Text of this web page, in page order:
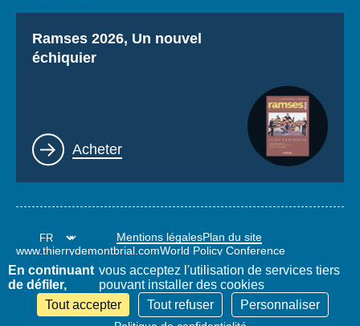
Titre
Ramses 2026, Un nouvel
échiquier
Lien
Acheter
Mentions légalesPlan du site
www.thierrydemontbrial.comWorld Policy Conference
En continuant
de défiler,
vous acceptez l'utilisation de services tiers
pouvant installer des cookies
Tout accepter
Tout refuser Personnaliser